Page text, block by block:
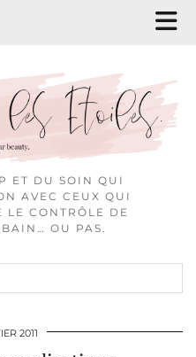
ET DU SOIN QUI
AVEC CEUX QUI
LE CONTRÔLE DE
OU PAS.
2011